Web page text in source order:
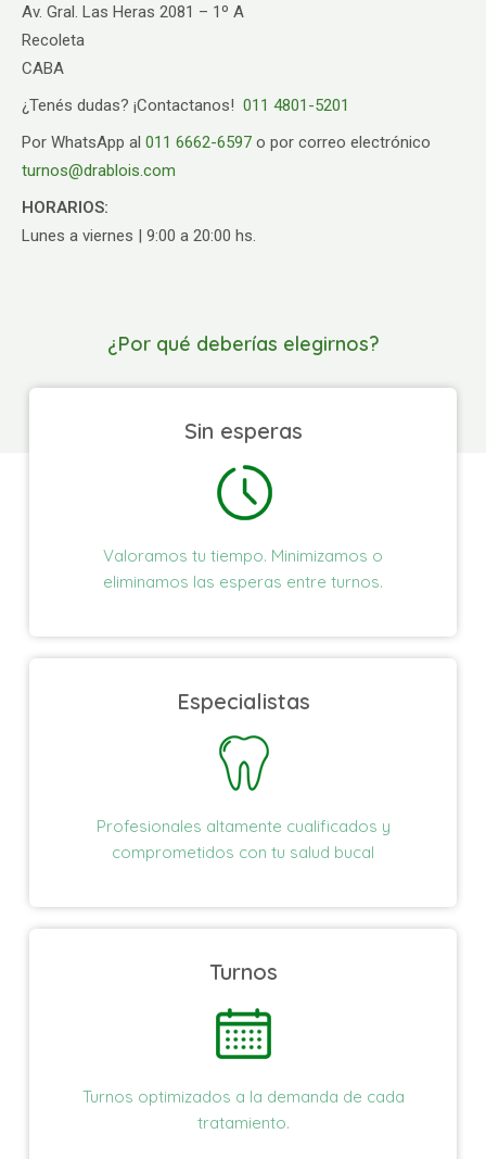
Av. Gral. Las Heras 2081 – 1º A
Recoleta
CABA
¿Tenés dudas? ¡Contactanos! 011 4801-5201
Por WhatsApp al 011 6662-6597 o por correo electrónico
turnos@drablois.com
HORARIOS:
Lunes a viernes | 9:00 a 20:00 hs.
¿Por qué deberías elegirnos?
Sin esperas
Valoramos tu tiempo. Minimizamos o
eliminamos las esperas entre turnos.
Especialistas
Profesionales altamente cualificados y
comprometidos con tu salud bucal
Turnos
Turnos optimizados a la demanda de cada
tratamiento.